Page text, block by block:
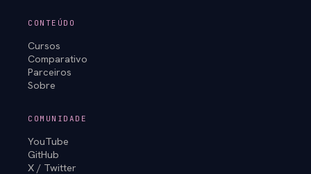
CONTEÚDO
Cursos
Comparativo
Parceiros
Sobre
COMUNIDADE
YouTube
GitHub
X / Twitter